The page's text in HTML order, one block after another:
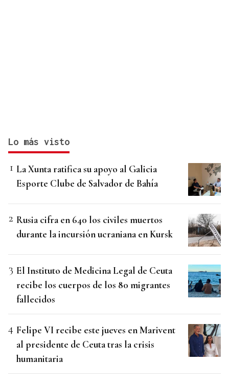
Lo más visto
La Xunta ratifica su apoyo al Galicia
Esporte Clube de Salvador de Bahía
Rusia cifra en 640 los civiles muertos
durante la incursión ucraniana en Kursk
El Instituto de Medicina Legal de Ceuta
recibe los cuerpos de los 80 migrantes
fallecidos
Felipe VI recibe este jueves en Marivent
al presidente de Ceuta tras la crisis
humanitaria